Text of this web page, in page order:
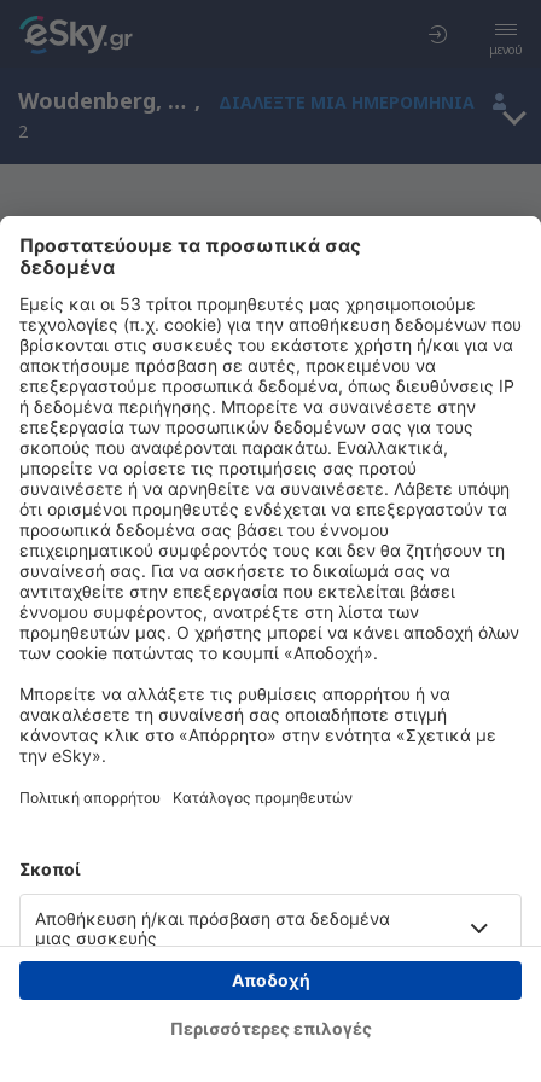
μενού
Woudenberg, Utrecht, Ολλανδία ,
ΔΙΑΛΈΞΤΕ ΜΙΑ ΗΜΕΡΟΜΗΝΊΑ
2
Μας συγχωρείτε, δεν υπάρχουν
αποτελέσματα για την αναζήτησή σας
Προσπαθήστε να κάνετε αναζήτηση με διαφορετικά κριτήρια
Copyright © eSky.gr. Με την επιφύλαξη παντός νομίμου δικαιώματος.